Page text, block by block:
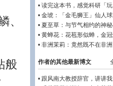
、
般
品营养课的十年漂流
• 读完这本书，感觉科研「玩
法」要变了
• 金琥：「金毛狮王」仙人
着药神密码？
• 夏至草：与节气相约的神
草
• 黄蝉花：花苞形似蝉，金
如霞
• 非洲茉莉：竟然既不在非洲
作者的其他最新博文
• 跟风南大教授辞官，讲讲